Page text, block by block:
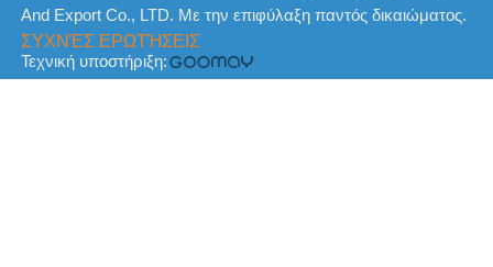
And Export Co., LTD. Με την επιφύλαξη παντός δικαιώματος.
ΣΥΧΝΈΣ ΕΡΩΤΉΣΕΙΣ
Τεχνική υποστήριξη: